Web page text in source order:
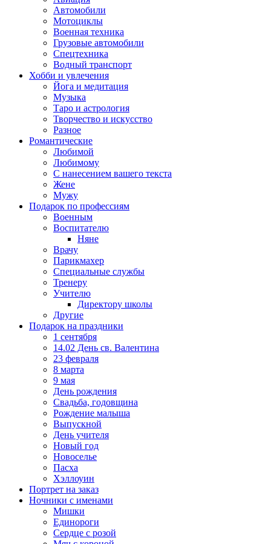
Автомобили
Мотоциклы
Военная техника
Грузовые автомобили
Спецтехника
Водный транспорт
Хобби и увлечения
Йога и медитация
Музыка
Таро и астрология
Творчество и искусство
Разное
Романтические
Любимой
Любимому
С нанесением вашего текста
Жене
Мужу
Подарок по профессиям
Военным
Воспитателю
Няне
Врачу
Парикмахер
Специальные службы
Тренеру
Учителю
Директору школы
Другие
Подарок на праздники
1 сентября
14.02 День св. Валентина
23 февраля
8 марта
9 мая
День рождения
Свадьба, годовщина
Рождение малыша
Выпускной
День учителя
Новый год
Новоселье
Пасха
Хэллоуин
Портрет на заказ
Ночники с именами
Мишки
Единороги
Сердце с розой